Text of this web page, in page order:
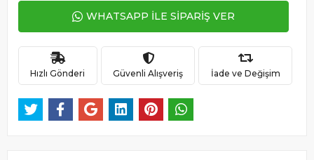
WHATSAPP İLE SİPARİŞ VER
Hızlı Gönderi Güvenli Alışveriş İade ve Değişim